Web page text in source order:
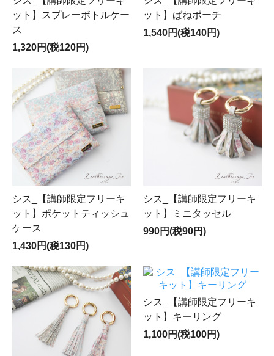
ット】スプレーボトルケー
ス
1,320円(税120円)
ット】ばねポーチ
1,540円(税140円)
シス_【講師限定フリーキ
ット】ポケットティッシュ
ケース
1,430円(税130円)
シス_【講師限定フリーキ
ット】ミニタッセル
990円(税90円)
シス_【講師限定フリーキ
ット】キーリング
1,100円(税100円)